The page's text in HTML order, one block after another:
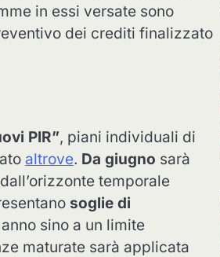
in essi versate sono
dei crediti finalizzato
PIR”, piani individuali di
altrove. Da giugno sarà
temporale
soglie di
sino a un limite
maturate sarà applicata